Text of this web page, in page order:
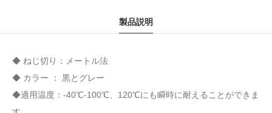
製品説明
◆ ねじ切り：メートル法
◆ カラー ： 黒とグレー
◆適用温度：-40℃-100℃、120℃にも瞬時に耐えることができま